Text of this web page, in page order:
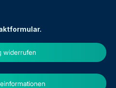
.
widerrufen